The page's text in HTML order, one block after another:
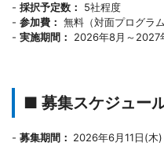
- 採択予定数：
5社程度
- 参加費： 無料（対面プログラ
- 実施期間： 2026年8月～2027
■ 募集スケジュー
- 募集期間： 2026年6月11日(木